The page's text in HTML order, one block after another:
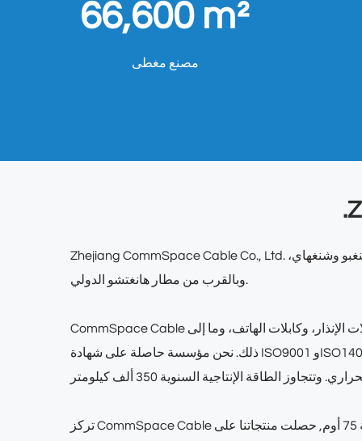
66,600 m²
مصنع مغطى
Zhejiang CommSpace Cable Co., Ltd.
وبالقرب من مطار هانغتشو الدولي.
CommSpace Cable هي شركة تصنيع عالمية المستوى متخصصة في الكابلات المحورية عالية الأداء والجودة، وكابلات البيانات، وكابلات السماعات، وكابلات الإنذار، وكابلات الهاتف، وما إلى
, حصلت منتجاتنا على